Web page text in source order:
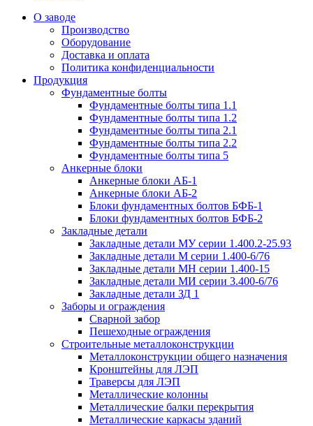
О заводе
Производство
Оборудование
Доставка и оплата
Политика конфиденциальности
Продукция
Фундаментные болты
Фундаментные болты типа 1.1
Фундаментные болты типа 1.2
Фундаментные болты типа 2.1
Фундаментные болты типа 2.2
Фундаментные болты типа 5
Анкерные блоки
Анкерные блоки АБ-1
Анкерные блоки АБ-2
Блоки фундаментных болтов БФБ-1
Блоки фундаментных болтов БФБ-2
Закладные детали
Закладные детали МУ серии 1.400.2-25.93
Закладные детали М серии 1.400-6/76
Закладные детали МН серии 1.400-15
Закладные детали МИ серии 3.400-6/76
Закладные детали ЗД 1
Заборы и ограждения
Сварной забор
Пешеходные ограждения
Строительные металлоконструкции
Металлоконструкции общего назначения
Кронштейны для ЛЭП
Траверсы для ЛЭП
Металлические колонны
Металлические балки перекрытия
Металлические каркасы зданий